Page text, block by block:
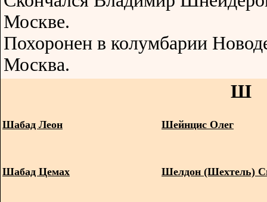
Москве.
Похоронен в колумбарии
Москва.
Ш
Шабад Леон Шейнцис Олег
Шабад Цемах Шелдон (Шехтель)